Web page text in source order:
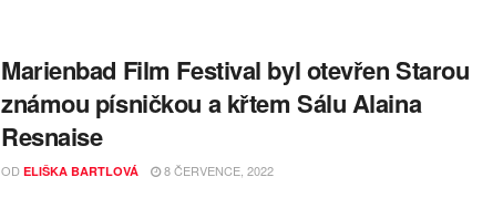
Marienbad Film Festival byl otevřen Starou
známou písničkou a křtem Sálu Alaina
Resnaise
OD ELIŠKA BARTLOVÁ 8 ČERVENCE, 2022